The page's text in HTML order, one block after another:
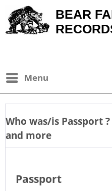
BEAR
Menu
Who was/is Passport
and more
Passport